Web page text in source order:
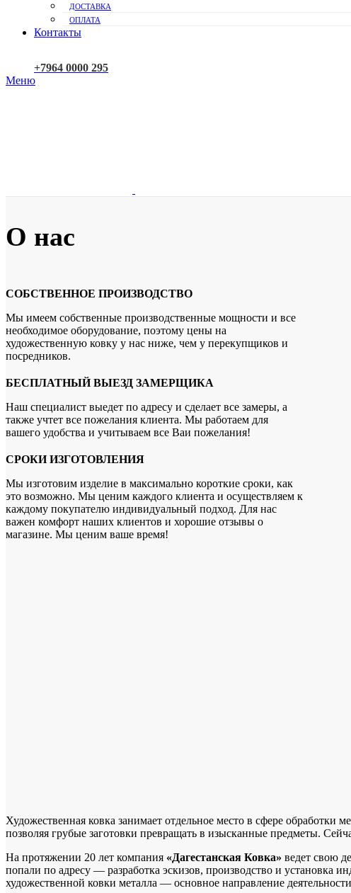
ДОСТАВКА
ОПЛАТА
Контакты
+7964 0000 295
Меню
О нас
СОБСТВЕННОЕ ПРОИЗВОДСТВО
Мы имеем собственные производственные мощности и все
необходимое оборудование, поэтому цены на
художественную ковку у нас ниже, чем у перекупщиков и
посредников.
БЕСПЛАТНЫЙ ВЫЕЗД ЗАМЕРЩИКА
Наш специалист выедет по адресу и сделает все замеры, а
также учтет все пожелания клиента. Мы работаем для
вашего удобства и учитываем все Ваи пожелания!
СРОКИ ИЗГОТОВЛЕНИЯ
Мы изготовим изделие в максимально короткие сроки, как
это возможно. Мы ценим каждого клиента и осуществляем к
каждому покупателю индивидуальный подход. Для нас
важен комфорт наших клиентов и хорошие отзывы о
магазине. Мы ценим ваше время!
Художественная ковка занимает отдельное место в сфере обработки
позволяя грубые заготовки превращать в изысканные предметы.
На протяжении 20 лет компания «Дагестанская Ковка» ведет свою
попали по адресу — разработка эскизов, производство и установка
художественной ковки металла — основное направление